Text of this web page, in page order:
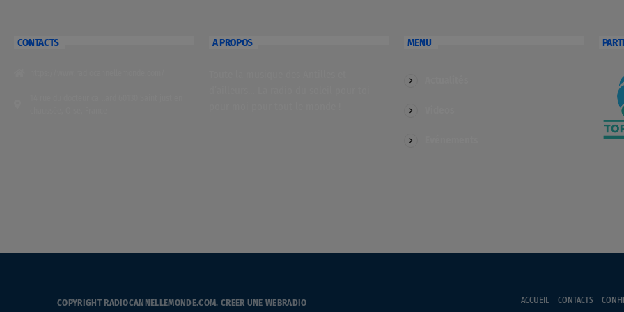
CONTACTS A PROPOS MENU
COPYRIGHT RADIOCANNELLEMONDE.COM. CREER UNE WEBRADIO ACCUEIL CONTACTS